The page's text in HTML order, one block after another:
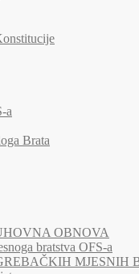
a
Brata
OBNOVA
bratstva OFS-a
MJESNIH